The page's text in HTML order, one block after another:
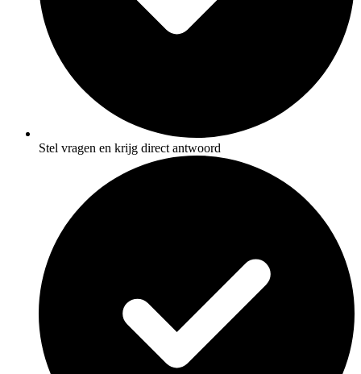
Stel vragen en krijg direct antwoord